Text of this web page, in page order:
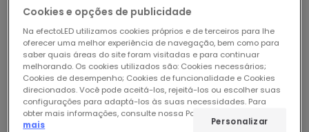
Cookies e opções de publicidade
Na efectoLED utilizamos cookies próprios e de terceiros para lhe
oferecer uma melhor experiência de navegação, bem como para
saber quais áreas do site foram visitadas e para continuar
melhorando. Os cookies utilizados são: Cookies necessários;
Cookies de desempenho; Cookies de funcionalidade e Cookies
direcionados. Você pode aceitá-los, rejeitá-los ou escolher suas
configurações para adaptá-los às suas necessidades. Para
obter mais informações, consulte nossa Política de Cookies.
mais
Personalizar